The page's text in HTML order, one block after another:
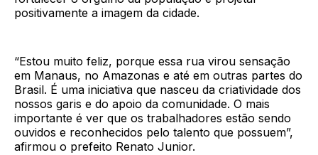
positivamente a imagem da cidade.
“Estou muito feliz, porque essa rua virou sensação
em Manaus, no Amazonas e até em outras partes do
Brasil. É uma iniciativa que nasceu da criatividade dos
nossos garis e do apoio da comunidade. O mais
importante é ver que os trabalhadores estão sendo
ouvidos e reconhecidos pelo talento que possuem”,
afirmou o prefeito Renato Junior.